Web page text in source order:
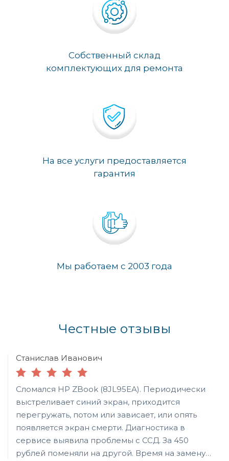
Собственный склад
комплектующих для ремонта
На все услуги предоставляется
гарантия
Мы работаем с 2003 года
Честные отзывы
Станислав Иванович
Сломался HP ZBook (8JL95EA). Периодически
выстреливает синий экран, приходится
перегружать, потом или зависает, или опять
появляется экран смерти. Диагностика в
сервисе выявила проблемы с ССД. За 450
рублей поменяли на другой. Время на замену